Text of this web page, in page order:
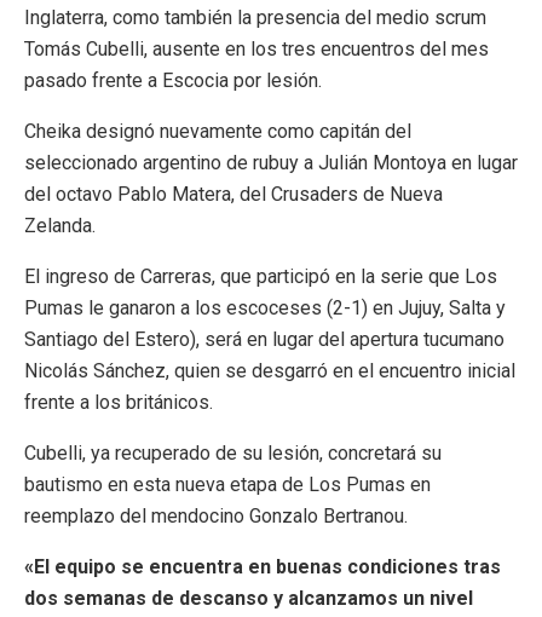
Inglaterra, como también la presencia del medio scrum
Tomás Cubelli, ausente en los tres encuentros del mes
pasado frente a Escocia por lesión.
Cheika designó nuevamente como capitán del
seleccionado argentino de rubuy a Julián Montoya en lugar
del octavo Pablo Matera, del Crusaders de Nueva
Zelanda.
El ingreso de Carreras, que participó en la serie que Los
Pumas le ganaron a los escoceses (2-1) en Jujuy, Salta y
Santiago del Estero), será en lugar del apertura tucumano
Nicolás Sánchez, quien se desgarró en el encuentro inicial
frente a los británicos.
Cubelli, ya recuperado de su lesión, concretará su
bautismo en esta nueva etapa de Los Pumas en
reemplazo del mendocino Gonzalo Bertranou.
«El equipo se encuentra en buenas condiciones tras
dos semanas de descanso y alcanzamos un nivel